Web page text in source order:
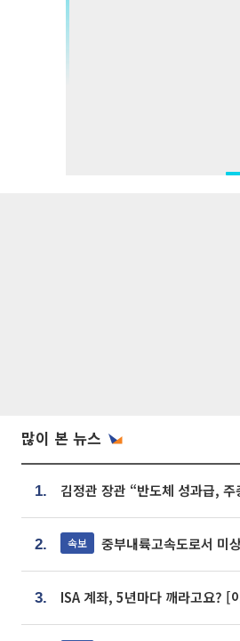
많이 본 뉴스
1.
2. 속보 중부내륙고속도로서 미
3. ISA 계좌, 5년마다 깨라고요? [